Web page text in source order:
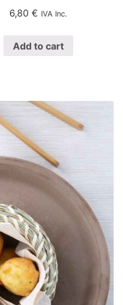
6,80 € IVA Inc.
Add to cart